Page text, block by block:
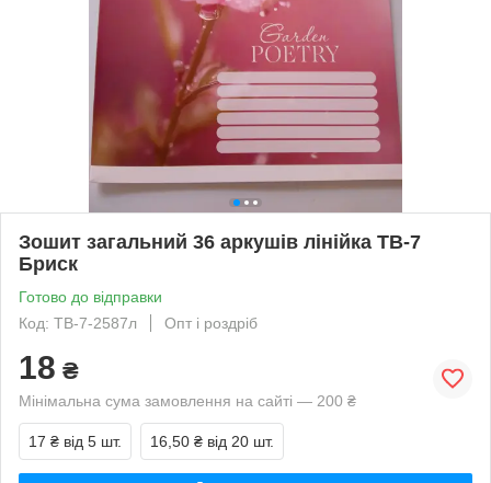
Зошит загальний 36 аркушів лінійка ТВ-7
Бриск
Готово до відправки
Код: ТВ-7-2587л
Опт і роздріб
18 ₴
Мінімальна сума замовлення на сайті — 200 ₴
17 ₴ від 5 шт. 16,50 ₴ від 20 шт.